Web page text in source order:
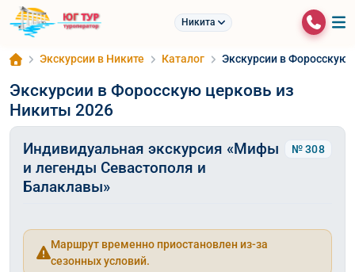
Никита
Экскурсии в Никите Каталог Экскурсии в Форосскую
Экскурсии в Форосскую церковь из
Никиты 2026
Индивидуальная экскурсия «Мифы
и легенды Севастополя и
Балаклавы»
№ 308
Маршрут временно приостановлен из-за
сезонных условий.